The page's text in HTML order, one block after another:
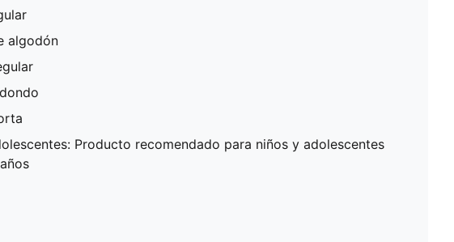
algodón
Producto recomendado para niños y adolescentes